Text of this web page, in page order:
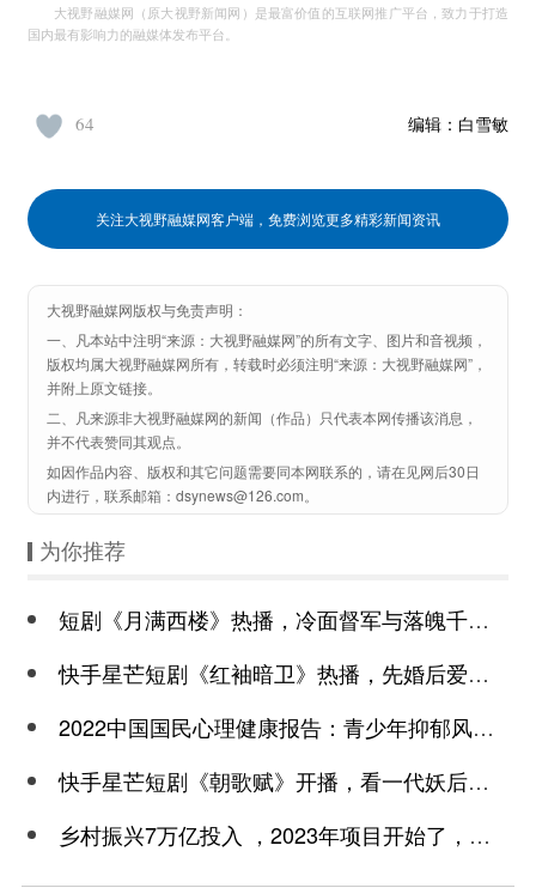
大视野融媒网（原大视野新闻网）是最富价值的互联网推广平台，致力于打造
国内最有影响力的融媒体发布平台。
编辑： 白雪敏
64
关注大视野融媒网客户端，免费浏览更多精彩新闻资讯
大视野融媒网版权与免责声明：
一、凡本站中注明“来源：大视野融媒网”的所有文字、图片和音视频，
版权均属大视野融媒网所有，转载时必须注明“来源：大视野融媒网”，
并附上原文链接。
二、凡来源非大视野融媒网的新闻（作品）只代表本网传播该消息，
并不代表赞同其观点。
如因作品内容、版权和其它问题需要同本网联系的，请在见网后30日
内进行，联系邮箱：dsynews@126.com。
为你推荐
短剧《月满西楼》热播，冷面督军与落魄千金谱写民国传奇
快手星芒短剧《红袖暗卫》热播，先婚后爱诠释别样浪漫
2022中国国民心理健康报告：青少年抑郁风险高于成年
快手星芒短剧《朝歌赋》开播，看一代妖后与心机皇上极限拉扯
乡村振兴7万亿投入 ，2023年项目开始了，总有一个适合你